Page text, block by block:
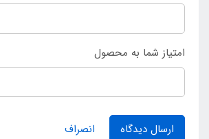
امتیاز شما به محصول
ارسال دیدگاه انصراف